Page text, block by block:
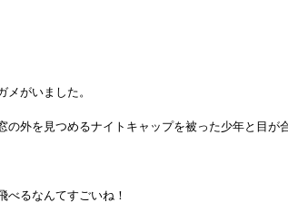
がいました。
の外を見つめるナイトキャップを被った少年と目が
べるなんてすごいね！